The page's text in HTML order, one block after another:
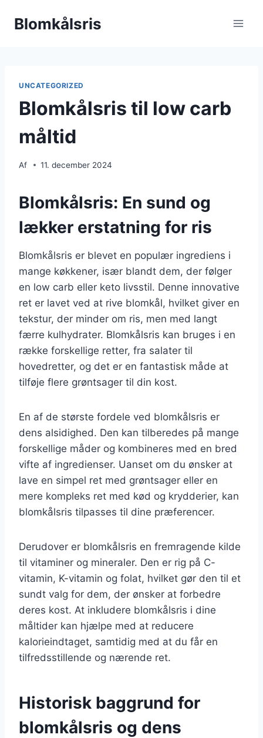
Blomkålsris
UNCATEGORIZED
Blomkålsris til low carb
måltid
Af 11. december 2024
Blomkålsris: En sund og
lækker erstatning for ris
Blomkålsris er blevet en populær ingrediens i
mange køkkener, især blandt dem, der følger
en low carb eller keto livsstil. Denne innovative
ret er lavet ved at rive blomkål, hvilket giver en
tekstur, der minder om ris, men med langt
færre kulhydrater. Blomkålsris kan bruges i en
række forskellige retter, fra salater til
hovedretter, og det er en fantastisk måde at
tilføje flere grøntsager til din kost.
En af de største fordele ved blomkålsris er
dens alsidighed. Den kan tilberedes på mange
forskellige måder og kombineres med en bred
vifte af ingredienser. Uanset om du ønsker at
lave en simpel ret med grøntsager eller en
mere kompleks ret med kød og krydderier, kan
blomkålsris tilpasses til dine præferencer.
Derudover er blomkålsris en fremragende kilde
til vitaminer og mineraler. Den er rig på C-
vitamin, K-vitamin og folat, hvilket gør den til et
sundt valg for dem, der ønsker at forbedre
deres kost. At inkludere blomkålsris i dine
måltider kan hjælpe med at reducere
kalorieindtaget, samtidig med at du får en
tilfredsstillende og nærende ret.
Historisk baggrund for
blomkålsris og dens